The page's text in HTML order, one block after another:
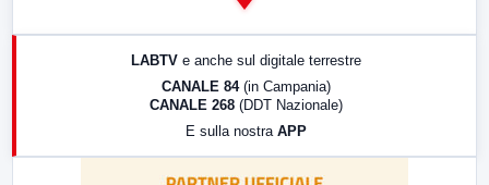
LABTV e anche sul digitale terrestre
CANALE 84 (in Campania)
CANALE 268 (DDT Nazionale)
E sulla nostra APP